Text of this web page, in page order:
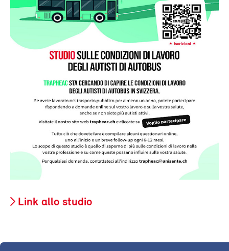
Link allo studio